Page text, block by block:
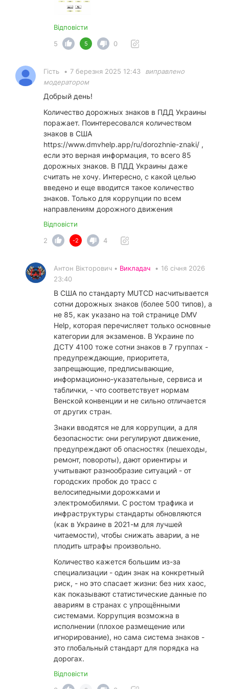
Відповісти
5
5 0
Гість • 7 березня 2025 12:43
виправлено
модератором
Добрый день!
Количество дорожных знаков в ПДД Украины
поражает. Поинтересовался количеством
знаков в США
https://www.dmvhelp.app/ru/dorozhnie-znaki/ ,
если это верная информация, то всего 85
дорожных знаков. В ПДД Украины даже
считать не хочу. Интересно, с какой целью
введено и еще вводится такое количество
знаков. Только для коррупции по всем
направлениям дорожного движения
Відповісти
2
-2 4
Антон Вікторович • Викладач • 16 січня 2026
23:40
В США по стандарту MUTCD насчитывается
сотни дорожных знаков (более 500 типов), а
не 85, как указано на той странице DMV
Help, которая перечисляет только основные
категории для экзаменов. В Украине по
ДСТУ 4100 тоже сотни знаков в 7 группах -
предупреждающие, приоритета,
запрещающие, предписывающие,
информационно-указательные, сервиса и
таблички, - что соответствует нормам
Венской конвенции и не сильно отличается
от других стран.
​Знаки вводятся не для коррупции, а для
безопасности: они регулируют движение,
предупреждают об опасностях (пешеходы,
ремонт, повороты), дают ориентиры и
учитывают разнообразие ситуаций - от
городских пробок до трасс с
велосипедными дорожками и
электромобилями. С ростом трафика и
инфраструктуры стандарты обновляются
(как в Украине в 2021-м для лучшей
читаемости), чтобы снижать аварии, а не
плодить штрафы произвольно.
​Количество кажется большим из-за
специализации - один знак на конкретный
риск, - но это спасает жизни: без них хаос,
как показывают статистические данные по
авариям в странах с упрощёнными
системами. Коррупция возможна в
исполнении (плохое размещение или
игнорирование), но сама система знаков -
это глобальный стандарт для порядка на
дорогах.
Відповісти